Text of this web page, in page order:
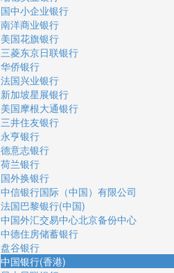
国中小企业银行
南洋商业银行
美国花旗银行
三菱东京日联银行
华侨银行
法国兴业银行
新加坡星展银行
美国摩根大通银行
三井住友银行
永亨银行
德意志银行
荷兰银行
国外换银行
中信银行国际（中国）有限公司
法国巴黎银行(中国)
中国外汇交易中心北京备份中心
中德住房储蓄银行
盘谷银行
中国银行(香港)